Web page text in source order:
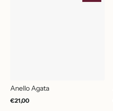
Anello Agata
Prezzo
€21,00